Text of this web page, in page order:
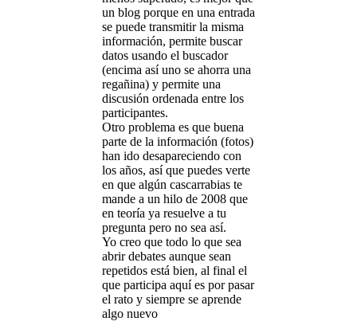
un blog porque en una entrada
se puede transmitir la misma
información, permite buscar
datos usando el buscador
(encima así uno se ahorra una
regañina) y permite una
discusión ordenada entre los
participantes.
Otro problema es que buena
parte de la información (fotos)
han ido desapareciendo con
los años, así que puedes verte
en que algún cascarrabias te
mande a un hilo de 2008 que
en teoría ya resuelve a tu
pregunta pero no sea así.
Yo creo que todo lo que sea
abrir debates aunque sean
repetidos está bien, al final el
que participa aquí es por pasar
el rato y siempre se aprende
algo nuevo